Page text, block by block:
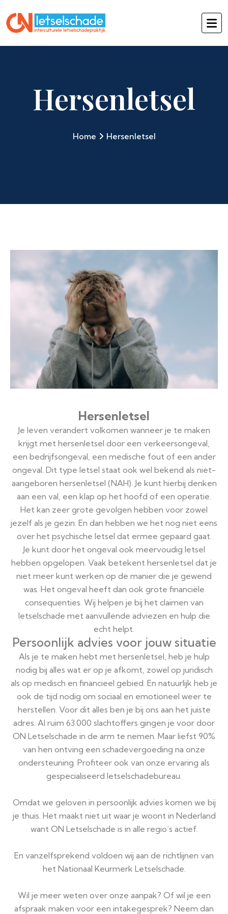
Hersenletsel
Home Hersenletsel
Hersenletsel
Je leven verandert volkomen wanneer je te maken
krijgt met hersenletsel door een verkeersongeval,
een bedrijfsongeval, een medische fout of een ander
ongeval. Dit type letsel staat ook wel bekend als niet-
aangeboren hersenletsel (NAH). Je kunt hierbij denken
aan een val, een klap op het hoofd of een operatie.
Het kan zeer grote gevolgen hebben voor zowel
jezelf als je gezin. En dan hebben we het nog niet eens
over het psychische letsel dat ermee gepaard gaat.
Je kunt door het ongeval ook meervoudig letsel
hebben opgelopen. Vaak betekent hersenletsel dat je
niet meer kunt werken op de manier die je gewend
was. Het ongeval heeft dan ook grote financiële
consequenties. Wij helpen je bij het claimen van
letselschade met aanvullende adviezen en hulp die
echt helpt.
Persoonlijk advies voor jouw situatie
Als je te maken hebt met hersenletsel, heb je hulp
nodig bij alles wat er op je afkomt, zowel op juridisch
als op medisch en financieel gebied. En natuurlijk heb je
ook de tijd nodig om sociaal en emotioneel weer te
herstellen. Voor dit alles ben je bij ons aan het juiste
adres. Al ruim 63.000 slachtoffers gingen je voor door
ON Letselschade in de arm te nemen. Maar liefst 90%
van hen ontving een schadevergoeding na onze
ondersteuning. Profiteer ook van onze ervaring als
gespecialiseerd letselschadebureau.
Omdat we geloven in persoonlijk advies komen we bij
je thuis. Het maakt niet uit waar je woont in Nederland
want ON Letselschade is in alle regio’s actief.
En vanzelfsprekend voldoen wij aan de richtlijnen van
het Nationaal Keurmerk Letselschade.
Wil je meer weten over onze aanpak? Of wil je een
afspraak maken voor een intakegesprek? Neem dan